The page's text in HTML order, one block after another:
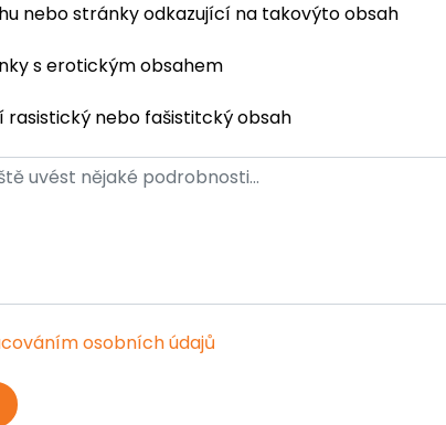
nebo stránky odkazující na takovýto obsah
s erotickým obsahem
rasistický nebo fašistitcký obsah
osobních údajů